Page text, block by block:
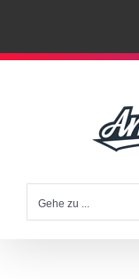
Zum
Gehe zu ...